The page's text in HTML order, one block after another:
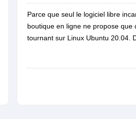
Parce que seul le logiciel libre
boutique en ligne ne propose que
tournant sur Linux Ubuntu 20.04.